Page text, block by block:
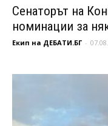
Сенаторът на
номинации за
Екип на ДЕБАТИ.БГ -